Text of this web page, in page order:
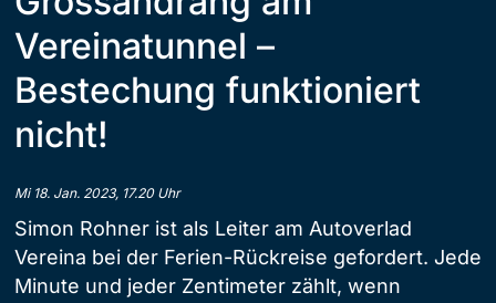
Vereinatunnel –
Bestechung funktioniert
nicht!
Mi 18. Jan. 2023, 17.20 Uhr
Simon Rohner ist als Leiter am Autoverlad
Vereina bei der Ferien-Rückreise gefordert. Jede
Minute und jeder Zentimeter zählt, wenn